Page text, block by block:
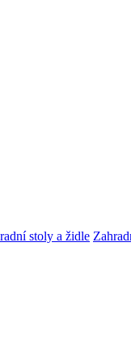
stoly a židle